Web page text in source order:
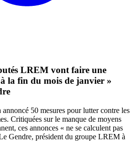
LREM vont faire une
la fin du mois de janvier »
50 mesures pour lutter contre les
Critiquées sur le manque de moyens
ces annonces « ne se calculent pas
Gendre, président du groupe LREM à